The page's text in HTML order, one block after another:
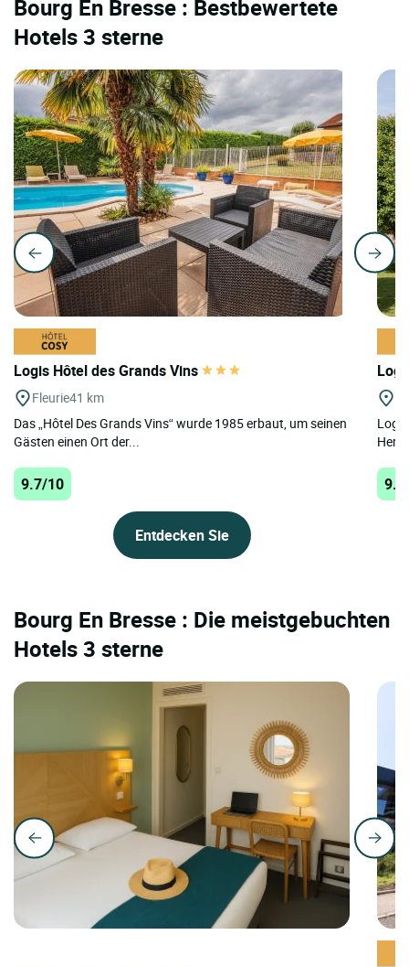
Bourg En Bresse : Bestbewertete
Hotels 3 sterne
Logis Hôtel des Grands Vins
Fleurie41 km
Das „Hôtel Des Grands Vins“ wurde 1985 erbaut, um seinen
Gästen einen Ort der...
9.7/10
Entdecken Sie
Bourg En Bresse : Die meistgebuchten
Hotels 3 sterne